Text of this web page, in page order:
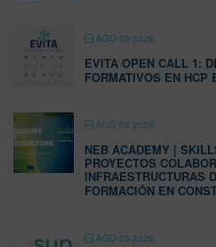
AGO 08 2026
EVITA OPEN CALL 1:
FORMATIVOS EN HCP
AGO 08 2026
NEB ACADEMY |
PROYECTOS
INFRAESTRUCTURAS
FORMACIÓN EN
AGO 08 2026